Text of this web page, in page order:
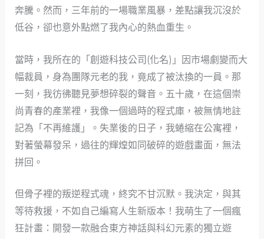
奔騰。然而，三年前的一場職業風暴，差點讓我沉沒於
低谷，卻也意外點燃了我內心的熱血重生。
當時，我所在的「創遊科技公司(化名)」因市場劇變而大
幅裁員，身為團隊元老的我，竟成了被汰換的一員。那
一刻，我彷彿聽見夢想碎裂的聲音。五十歲，在這個崇
尚青春的產業裡，我像一個過時的程式庫，被無情地註
記為「不再維護」。失業後的日子，我蜷縮在公寓裡，
對著螢幕發呆，過往的輝煌如同破碎的遊戲畫面，無法
拼回。
但骨子裡的叛逆程式魂，終究不甘沉默。我決定，與其
等待救援，不如自己編寫人生新版本！我萌生了一個瘋
狂計畫：開發一款融合東方神話與科幻元素的獨立遊